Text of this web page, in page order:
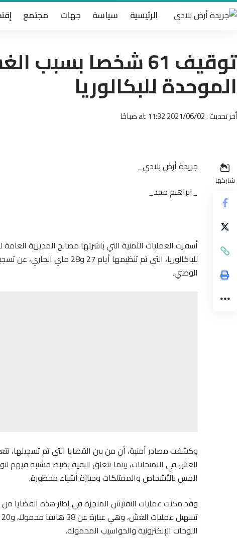
الرئيسية سياسة جهات مجتمع
توقيف 61 شخصا
الموحدة للبكالوريا
أخر تحديث : 2021/06/02 at 11:32 صباحًا
شاركها
جريدة أرض بلادي_
_ابراهيم مجد_
أسفرت العمليات الأمنية التي باشرتها مصالح المديرية
الوطني.
الغش في الامتحانات، بينما تتعلق البقية بضبط مشتبه فيهم
المس بالأشخاص والممتلكات وحيازة أشياء محظورة.
وقد مكنت عمليات التفتيش المنجزة في إطار هذه القضايا
اللوحات الإلكترونية والحواسيب المحمولة.